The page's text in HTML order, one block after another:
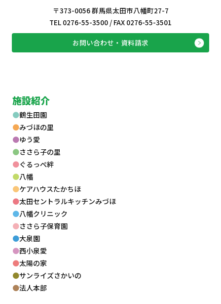
〒373-0056 群馬県太田市八幡町27-7
TEL 0276-55-3500 / FAX 0276-55-3501
お問い合わせ・資料請求
施設紹介
鶴生田園
みづほの里
ゆう愛
ささら子の里
ぐるっぺ絆
八幡
ケアハウスたかちほ
太田セントラルキッチンみづほ
八幡クリニック
ささら子保育園
大泉園
西小泉愛
太陽の家
サンライズさかいの
法人本部